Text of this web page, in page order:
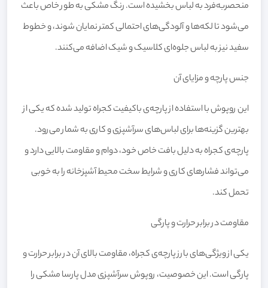
منحصربه‌فرد به لباس بخشیده است. رنگ مشکی به طور خاص باعث
می‌شود تا لکه‌ها و آلودگی‌های احتمالی کمتر نمایان شوند، و خطوط
سفید نیز به لباس جلوه‌ای کلاسیک و شیک اضافه می‌کنند.
جنس پارچه و مزایای آن
این روپوش با استفاده از پارچه‌ی باکیفیت کجراه تولید شده که یکی از
بهترین گزینه‌ها برای لباس‌های سرآشپزی و کاری به شمار می‌رود.
پارچه‌ی کجراه به دلیل بافت خاص خود، دوام و مقاومت بالایی دارد و
می‌تواند فشارهای کاری و شرایط سخت محیط آشپزخانه را به خوبی
تحمل کند.
مقاومت در برابر حرارت و پارگی
یکی از ویژگی‌های بارز پارچه‌ی کجراه، مقاومت بالای آن در برابر حرارت و
پارگی است. این خصوصیت، روپوش سرآشپزی مدل پارسا مشکی را